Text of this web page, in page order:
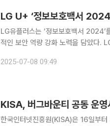
LG U+ ‘정보보호백서
LG유플러스는 ‘정보보호백서 2024’
적인 보안 역량 강화 노력을 담았다. LG유플러스는 최고경영자(CEO) 직속으로 정보보안센터를 운
안기술담당과 개인정보보호담당을
2025-07-08 09:49
KISA, 버그바운티 공동 운
한국인터넷진흥원(KISA)은 16일부터